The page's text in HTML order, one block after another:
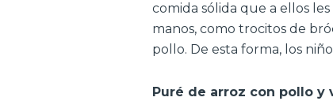
comida sólida que a ellos
manos, como trocitos de
pollo. De esta forma, los
Puré de arroz con pollo y